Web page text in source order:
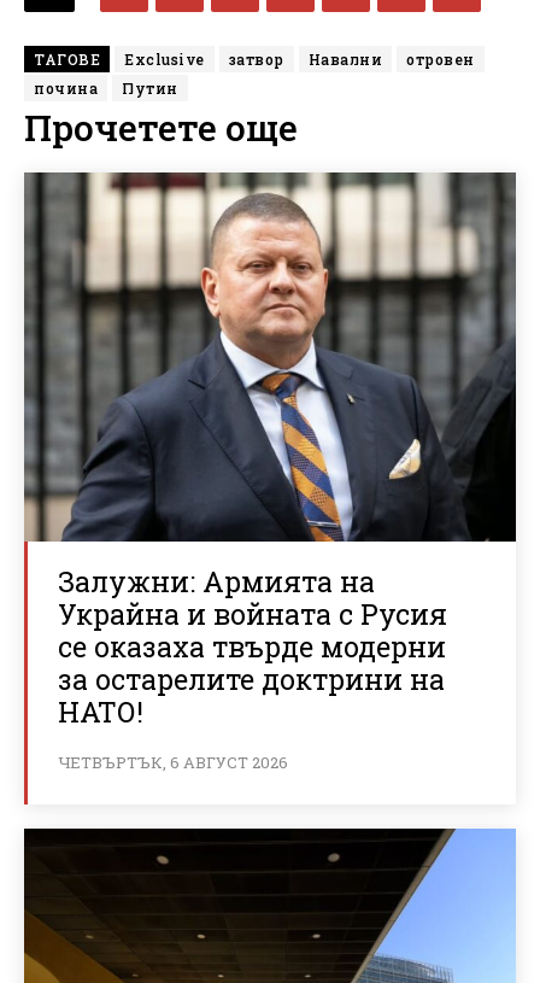
ТАГОВЕ Exclusive затвор Навални
отровен
почина
Путин
Прочетете още
Залужни: Армията на
Украйна и войната с Русия
се оказаха твърде модерни
за остарелите доктрини на
НАТО!
ЧЕТВЪРТЪК, 6 АВГУСТ 2026